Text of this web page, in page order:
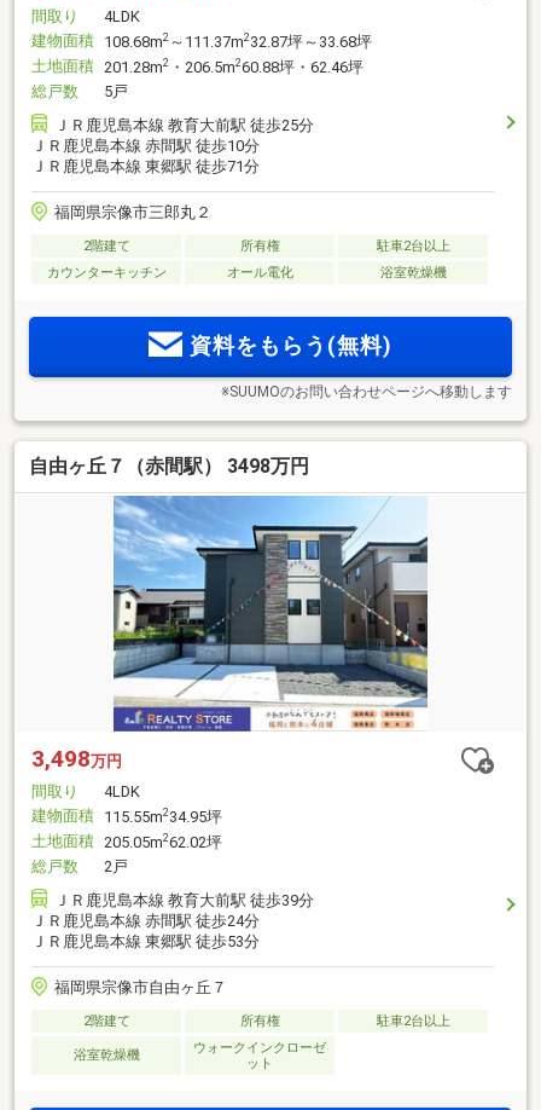
間取り
4LDK
建物面積 108.68m2 ～111.37m232.87坪～33.68坪
土地面積 201.28m2 ・206.5m260.88坪・62.46坪
総戸数
5戸
ＪＲ鹿児島本線 教育大前駅 徒歩25分
ＪＲ鹿児島本線 赤間駅 徒歩10分
ＪＲ鹿児島本線 東郷駅 徒歩71分
福岡県宗像市三郎丸２
2階建て 所有権
駐車2台以上
カウンターキッチン
オール電化 浴室乾燥機
資料をもらう(無料)
※SUUMOのお問い合わせページへ移動します
自由ヶ丘７（赤間駅） 3498万円
3,498万円
間取り
4LDK
建物面積 115.55m2 34.95坪
土地面積 205.05m262.02坪
総戸数
2戸
ＪＲ鹿児島本線 教育大前駅 徒歩39分
ＪＲ鹿児島本線 赤間駅 徒歩24分
ＪＲ鹿児島本線 東郷駅 徒歩53分
福岡県宗像市自由ヶ丘７
2階建て 所有権 駐車2台以上
浴室乾燥機
ウォークインクローゼ
ット